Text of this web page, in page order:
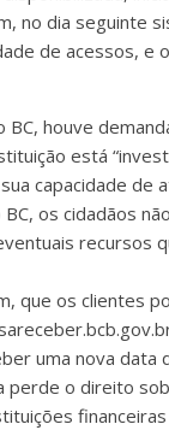
no dia seguinte
de acessos, e
BC, houve
está
capacidade de
os cidadãos
recursos
que os clientes
uma nova data
perde o direito